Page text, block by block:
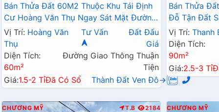
Bán Thửa Đất 60M2 Thuộc Khu Tái Định
Cư Hoàng Văn Thụ Ngay Sát Mặt Đường
Kinh Doanh QL21A
Vị Trí: Hoàng Văn
Thụ
Tư Vấn
Đất Đấu
Giá
Diện Tích:
60m²
Đường Giao Thông Thuận
Tiện
Giá:1.5-2 TỉĐã Có Sổ Thành Đất Ven Đô→
Bán Thửa
Đỗ Tận Đất
Liên Xã
Vị Trí: Thanh
Diện Tích:
90m²
Giá:2.5-3 Tỉ
CHƯƠNG MỸ T.B 2184 CHƯƠNG MỸ